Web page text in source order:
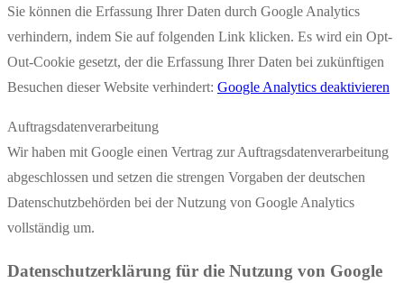
Sie können die Erfassung Ihrer Daten durch Google Analytics
verhindern, indem Sie auf folgenden Link klicken. Es wird ein Opt-
Out-Cookie gesetzt, der die Erfassung Ihrer Daten bei zukünftigen
Besuchen dieser Website verhindert: Google Analytics deaktivieren
Auftragsdatenverarbeitung
Wir haben mit Google einen Vertrag zur Auftragsdatenverarbeitung
abgeschlossen und setzen die strengen Vorgaben der deutschen
Datenschutzbehörden bei der Nutzung von Google Analytics
vollständig um.
Datenschutzerklärung für die Nutzung von Google